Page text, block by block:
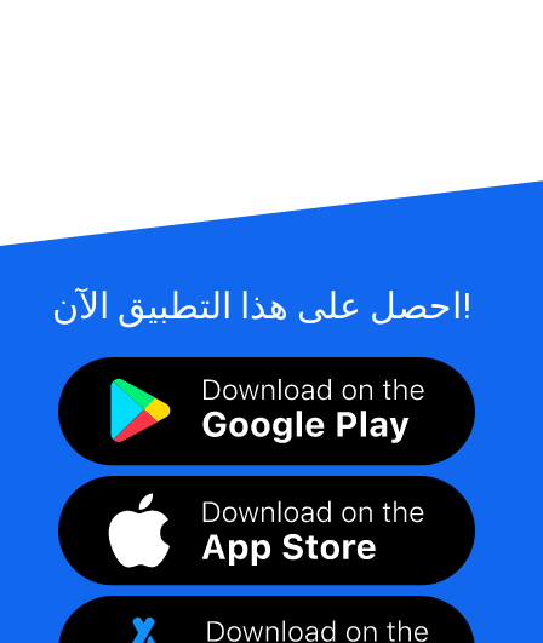
احصل على هذا التطبيق الآن!